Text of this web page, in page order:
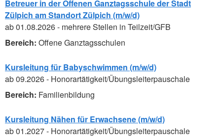
Betreuer in der Offenen Ganztagsschule der Stadt
Zülpich am Standort Zülpich (m/w/d)
ab 01.08.2026 - mehrere Stellen in Teilzeit/GFB
Offene Ganztagsschulen
Kursleitung für Babyschwimmen (m/w/d)
ab 09.2026 - Honorartätigkeit/Übungsleiterpauschale
Familienbildung
Kursleitung Nähen für Erwachsene (m/w/d)
ab 01.2027 - Honorartätigkeit/Übungsleiterpauschale